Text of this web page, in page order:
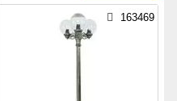
163469